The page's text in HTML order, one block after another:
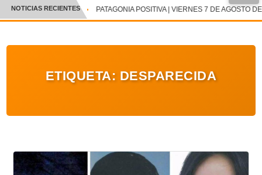
CRÓNICA
ENTRETENIMIENTO Y CULTURA
AUDIOS
NOTICIAS RECIENTES PATAGONIA POSITIVA | VIERNES 7 DE AGOSTO
ETIQUETA: DESPARECIDA